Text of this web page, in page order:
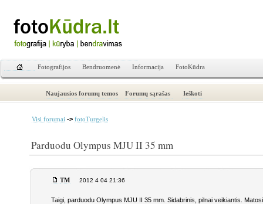
Fotografijos Bendruomenė Informacija FotoKūdra
Naujausios forumų temos Forumų sąrašas Ieškoti
Visi forumai -> fotoTurgelis
Parduodu Olympus MJU II 35 mm
TM 2012 4 04 21:36
Taigi, parduodu Olympus MJU II 35 mm. Sidabrinis, pilnai veikiantis.